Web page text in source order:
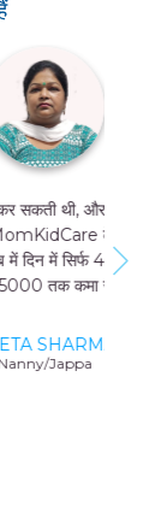
बच्चे की
की
करके भी